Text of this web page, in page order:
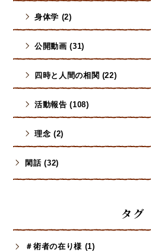
身体学 (2)
公開動画 (31)
四時と人間の相関 (22)
活動報告 (108)
理念 (2)
閑話 (32)
タグ
＃術者の在り様 (1)